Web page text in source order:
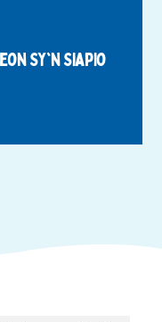
Sy'n Siapio